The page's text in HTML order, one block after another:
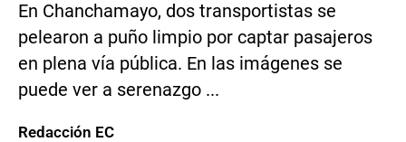
En Chanchamayo, dos transportistas se
pelearon a puño limpio por captar pasajeros
en plena vía pública. En las imágenes se
puede ver a serenazgo ...
Redacción EC